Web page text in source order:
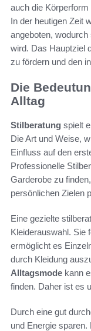
auch die
In der heutigen Zeit
angeboten,
wird. Das Hauptziel
zu fördern und den
Die
Alltag
Stilberatung spielt
Die Art und Weise,
Einfluss auf den
Professionelle
Garderobe zu
persönlichen Zielen
Eine gezielte
Kleiderauswahl. Sie
ermöglicht es
durch Kleidung
Alltagsmode kann
finden. Daher ist es
Durch eine gut
und Energie sparen.